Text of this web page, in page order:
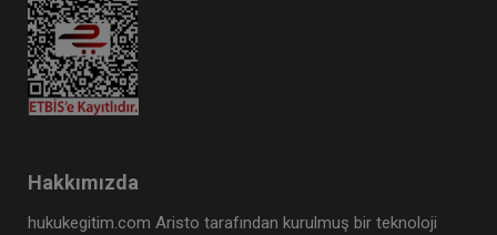
Hakkımızda
hukukegitim.com Aristo tarafından kurulmuş bir teknoloji